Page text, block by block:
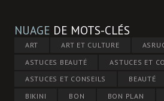
NUAGE DE MOTS-CLÉS
ART ART ET CULTURE
ASTUCES BEAUTÉ
ASTUCES ET
ASTUCES ET CONSEILS
BEAUTÉ
BIKINI
BON BON PLAN